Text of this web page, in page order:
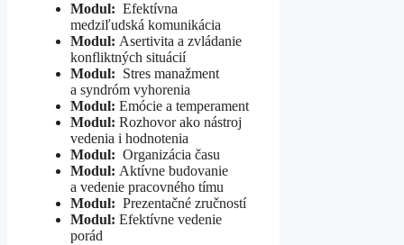
Modul: Efektívna
medziľudská komunikácia
Modul: Asertivita a zvládanie
konfliktných situácií
Modul: Stres manažment
a syndróm vyhorenia
Modul: Emócie a temperament
Modul: Rozhovor ako nástroj
vedenia i hodnotenia
Modul: Organizácia času
Modul: Aktívne budovanie
a vedenie pracovného tímu
Modul: Prezentačné zručností
Modul: Efektívne vedenie
porád